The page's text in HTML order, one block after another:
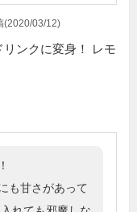
(2020/03/12)
ンクに変身！ レモ
も甘さがあって